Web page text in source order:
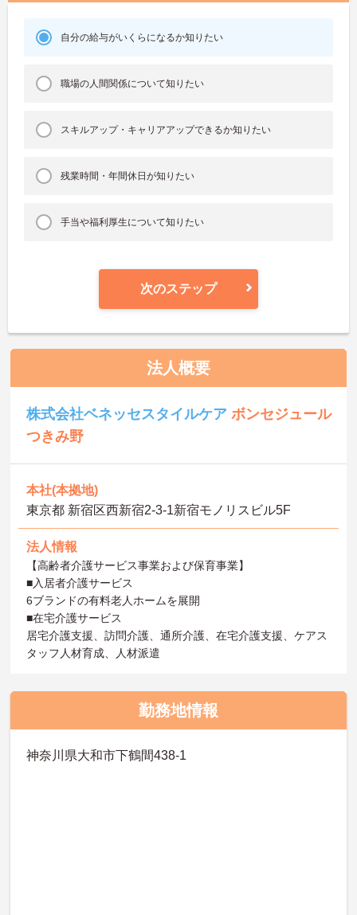
自分の給与がいくらになるか知りたい
職場の人間関係について知りたい
スキルアップ・キャリアアップできるか知りたい
残業時間・年間休日が知りたい
手当や福利厚生について知りたい
次のステップ
法人概要
株式会社ベネッセスタイルケアボンセジュール
つきみ野
本社(本拠地)
東京都 新宿区西新宿2-3-1新宿モノリスビル5F
法人情報
【高齢者介護サービス事業および保育事業】
■入居者介護サービス
6ブランドの有料老人ホームを展開
■在宅介護サービス
居宅介護支援、訪問介護、通所介護、在宅介護支援、ケアス
タッフ人材育成、人材派遣
勤務地情報
神奈川県大和市下鶴間438-1